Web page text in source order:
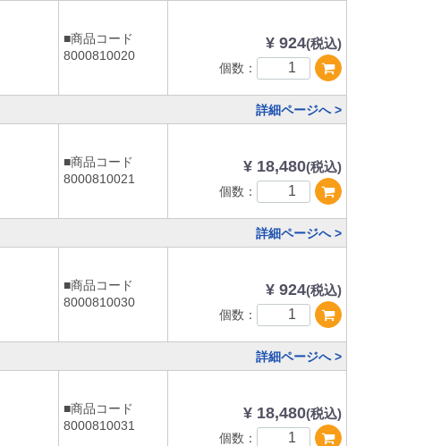
■商品コード
8000810020
¥ 924(税込)
個数：
詳細ページへ >
■商品コード
8000810021
¥ 18,480(税込)
個数：
詳細ページへ >
■商品コード
8000810030
¥ 924(税込)
個数：
詳細ページへ >
■商品コード
8000810031
¥ 18,480(税込)
個数：